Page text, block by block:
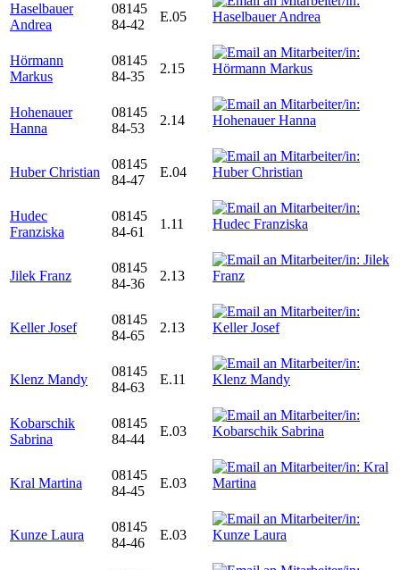
Haselbauer
Andrea
08145
84-42
E.05
Hörmann
Markus
08145
84-35
2.15
Hohenauer
Hanna
08145
84-53
2.14
Huber Christian
08145
84-47
E.04
Hudec
Franziska
08145
84-61
1.11
Jilek Franz
08145
84-36
2.13
Keller Josef
08145
84-65
2.13
Klenz Mandy
08145
84-63
E.11
Kobarschik
Sabrina
08145
84-44
E.03
Kral Martina
08145
84-45
E.03
Kunze Laura
08145
84-46
E.03